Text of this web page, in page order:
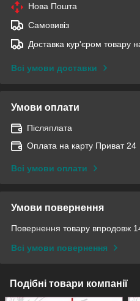
Нова Пошта
Самовивіз
Доставка кур'єром товару
Всі умови доставки
Умови оплати
Післяплата
Оплата на карту Приват 24
Всі умови оплати
Умови повернення
Повернення товару впродовж
Всі умови повернення
Подібні товари компанії